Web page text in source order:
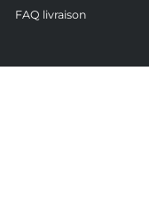
FAQ livraison